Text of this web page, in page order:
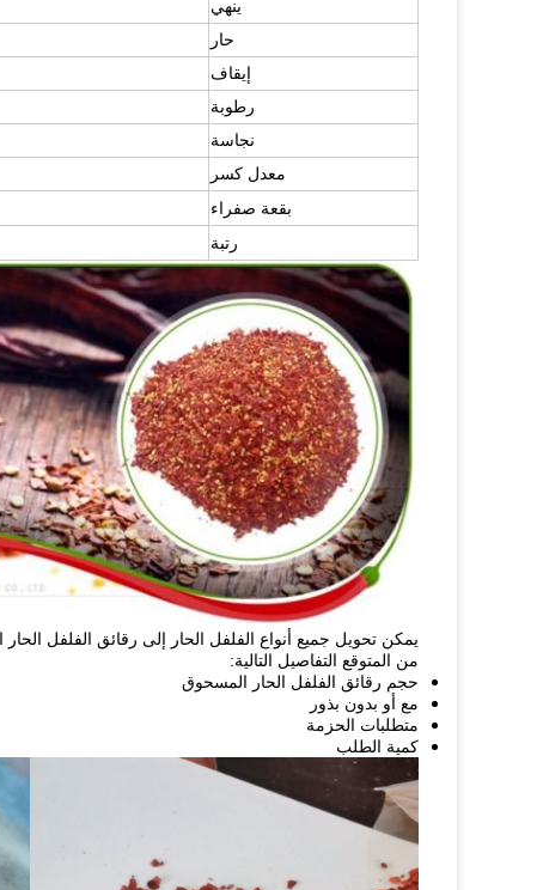
ينهي
حار
إيقاف
رطوبة
نجاسة
معدل كسر
بقعة صفراء
رتبة
يمكن تحويل جميع أنواع الفلفل الحار إلى رقائق الفلفل
من المتوقع التفاصيل التالية:
حجم رقائق الفلفل الحار المسحوق
مع أو بدون بذور
متطلبات الحزمة
كمية الطلب